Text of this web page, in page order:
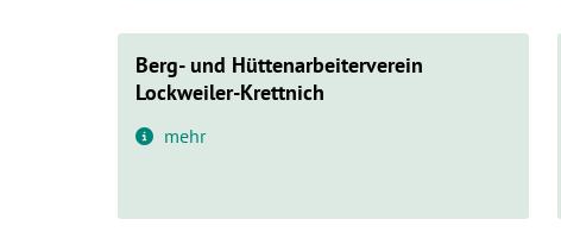
Berg- und Hüttenarbeiterverein
Lockweiler-Krettnich
mehr